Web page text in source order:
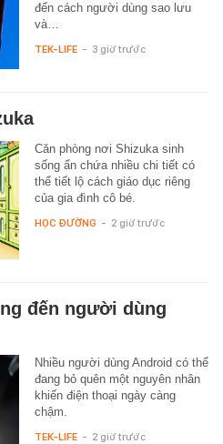
đến cách người dùng sao lưu
và…
TEK-LIFE - 3 giờ trước
Căn phòng nơi Shizuka sinh
sống ẩn chứa nhiều chi tiết có
thể tiết lộ cách giáo dục riêng
của gia đình cô bé.
HỌC ĐƯỜNG - 2 giờ trước
đến người dùng
Nhiều người dùng Android có thể
đang bỏ quên một nguyên nhân
khiến điện thoại ngày càng
chậm.
TEK-LIFE - 2 giờ trước